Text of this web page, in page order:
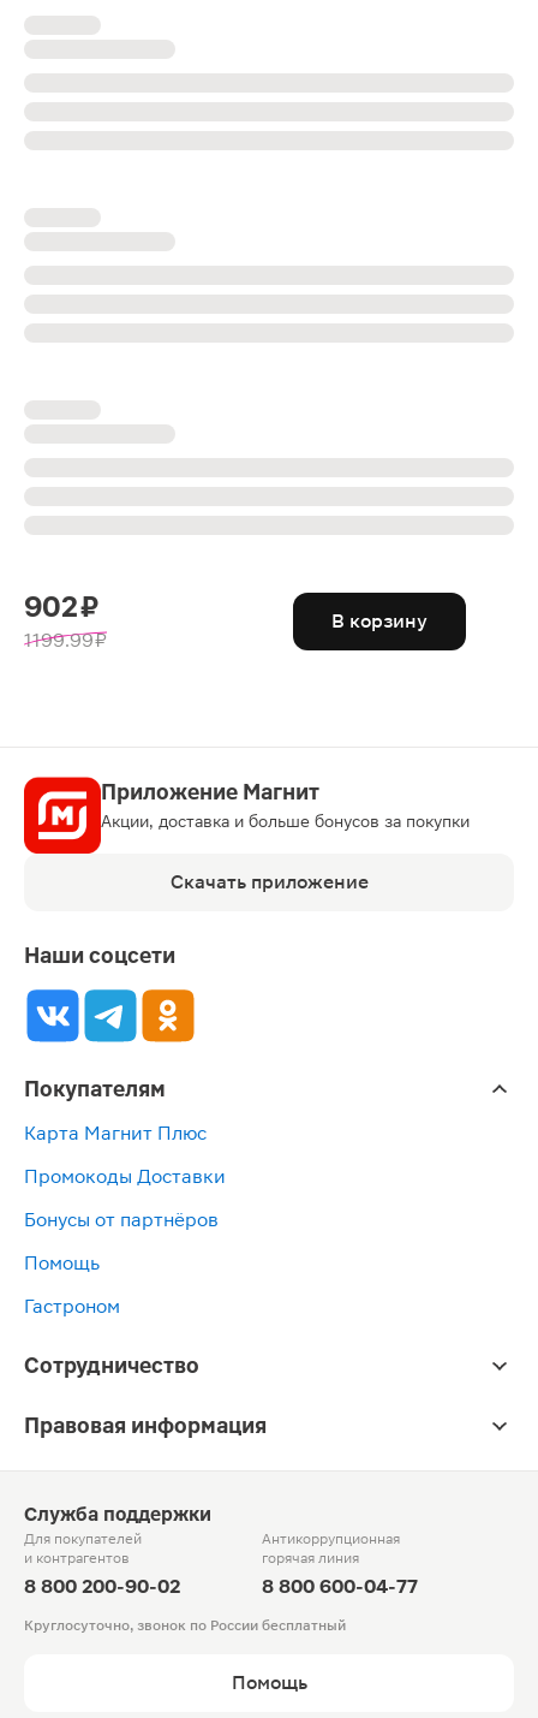
902 ₽
1199.99 ₽
В корзину
Приложение Магнит
Акции, доставка и больше бонусов за покупки
Скачать приложение
Наши соцсети
Покупателям
Карта Магнит Плюс
Промокоды Доставки
Бонусы от партнёров
Помощь
Гастроном
Сотрудничество
Правовая информация
Служба поддержки
Для покупателей
и контрагентов
8 800 200-90-02
Антикоррупционная
горячая линия
8 800 600-04-77
Круглосуточно, звонок по России бесплатный
Помощь